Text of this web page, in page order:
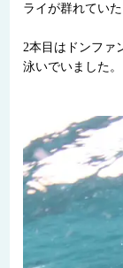
ライが群れてい
2本目はドンファ
泳いでいました。